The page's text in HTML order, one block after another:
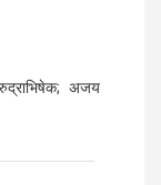
अजय